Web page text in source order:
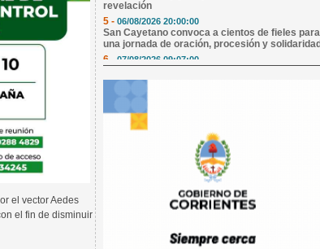
el vector Aedes
el fin de disminuir
5 -06/08/2026 20:00:00
San Cayetano convoca a cientos de fieles para
una jornada de oración, procesión y solidaridad
6 -07/08/2026 09:07:00
Mi Horóscopo Hoy
Edicto Sucesorio
El río comenzó a descender en Monte Caseros
y continúa por debajo del nivel de alerta
María Soledad Serradori: atención psicológica
virtual para adolescentes y adultos con un
enfoque humano y personalizado
San Cayetano reunió a fieles en una emotiva
jornada de fe en Paraje Ibicuy